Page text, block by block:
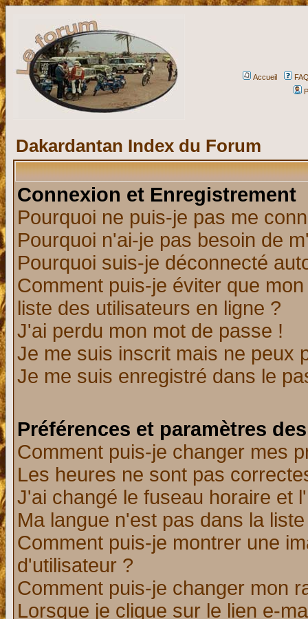
Accueil
Dakardantan Index du Forum
Connexion et Enregistrement
Pourquoi ne puis-je pas me
Pourquoi n'ai-je pas besoin de
Pourquoi suis-je déconnecté
Comment puis-je éviter que
liste des utilisateurs en ligne ?
J'ai perdu mon mot de passe !
Je me suis inscrit mais ne peux
Je me suis enregistré dans le
Préférences et paramètres
Comment puis-je changer mes
Les heures ne sont pas
J'ai changé le fuseau horaire et
Ma langue n'est pas dans la
Comment puis-je montrer une
d'utilisateur ?
Comment puis-je changer mon
Lorsque je clique sur le lien e-